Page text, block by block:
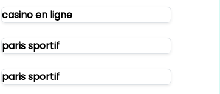
casino en ligne
paris sportif
paris sportif